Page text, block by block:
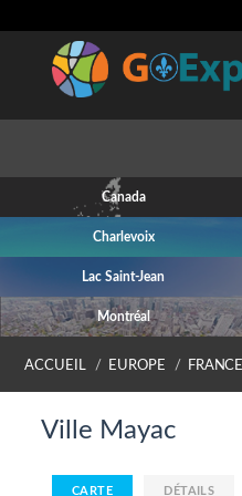
Canada
Charlevoix
Lac Saint-Jean
Montréal
ACCUEIL EUROPE FRANCE
Ville Mayac
CARTE DÉTAILS